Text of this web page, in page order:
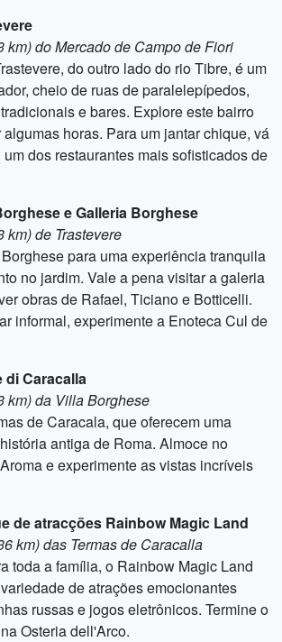
km) do Mercado de Campo de Fiori
do outro lado do rio Tibre, é um
cheio de ruas de paralelepípedos,
e bares. Explore este bairro
horas. Para um jantar chique, vá
dos restaurantes mais sofisticados de
e Galleria Borghese
km) de Trastevere
para uma experiência tranquila
no jardim. Vale a pena visitar a galeria
obras de Rafael, Ticiano e Botticelli.
informal, experimente a Enoteca Cul de
di Caracalla
km) da Villa Borghese
de Caracala, que oferecem uma
antiga de Roma. Almoce no
e experimente as vistas incríveis
de atracções Rainbow Magic Land
km) das Termas de Caracalla
toda a família, o Rainbow Magic Land
de atrações emocionantes
russas e jogos eletrônicos. Termine o
Osteria dell'Arco.